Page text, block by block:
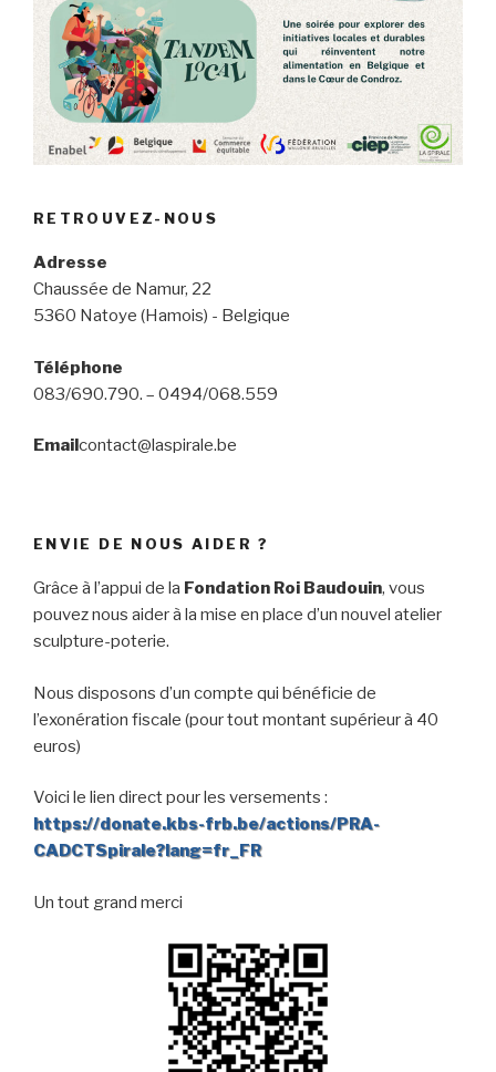
RETROUVEZ-NOUS
Adresse
Chaussée de Namur, 22
5360 Natoye (Hamois) - Belgique
Téléphone
083/690.790. – 0494/068.559
Emailcontact@laspirale.be
ENVIE DE NOUS AIDER ?
Grâce à l’appui de la Fondation Roi Baudouin, vous
pouvez nous aider à la mise en place d’un nouvel atelier
sculpture-poterie.
Nous disposons d’un compte qui bénéficie de
l’exonération fiscale (pour tout montant supérieur à 40
euros)
Voici le lien direct pour les versements :
https://donate.kbs-frb.be/actions/PRA-
CADCTSpirale?lang=fr_FR
Un tout grand merci